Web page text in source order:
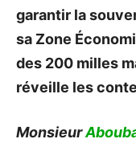
garantir la
sa Zone
des 200 milles
réveille les
Monsieur